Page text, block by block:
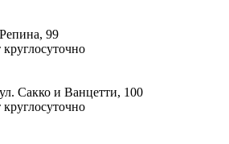
99
круглосуточно
Сакко и Ванцетти, 100
круглосуточно